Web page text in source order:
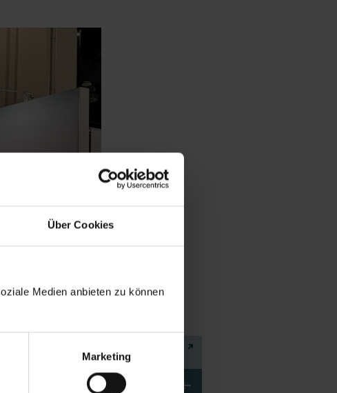
Über Cookies
Medien anbieten zu können
Marketing